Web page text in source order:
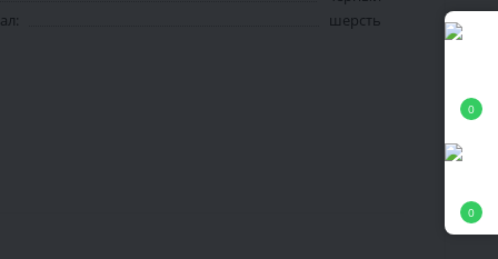
0
0
шерсть